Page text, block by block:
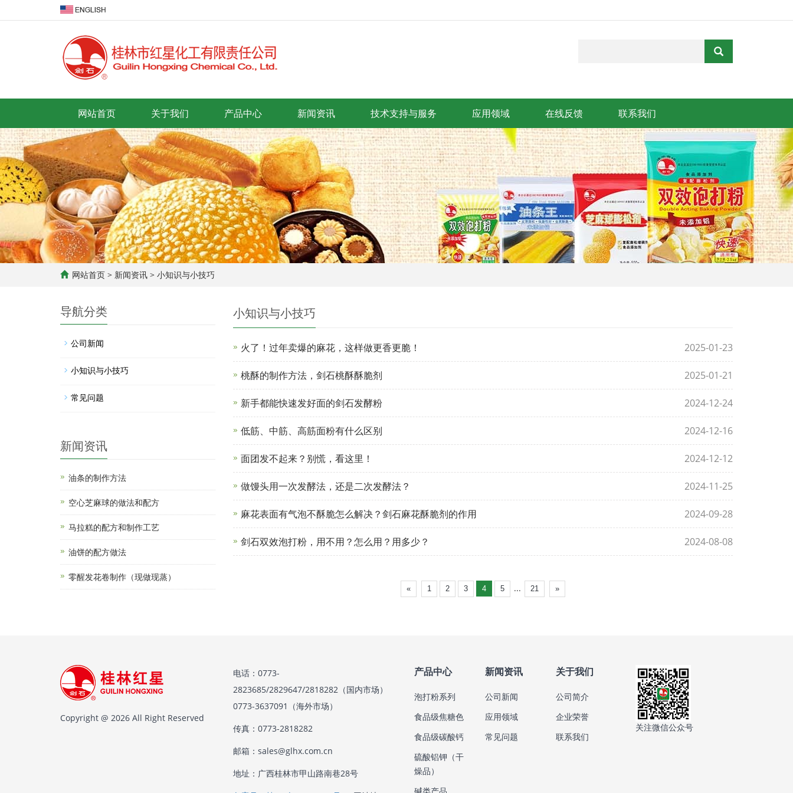
网站首页 关于我们 产品中心 新闻资讯 技术支持与服务 应用领域 在线反馈 联系我们
网站首页 > 新闻资讯 > 小知识与小技巧
小知识与小技巧
火了！过年卖爆的麻花，这样做更香更脆！ 2025-01-23
桃酥的制作方法，剑石桃酥酥脆剂 2025-01-21
新手都能快速发好面的剑石发酵粉 2024-12-24
低筋、中筋、高筋面粉有什么区别 2024-12-16
面团发不起来？别慌，看这里！ 2024-12-12
做馒头用一次发酵法，还是二次发酵法？ 2024-11-25
麻花表面有气泡不酥脆怎么解决？剑石麻花酥脆剂的作用 2024-09-28
剑石双效泡打粉，用不用？怎么用？用多少？ 2024-08-08
« 1 2 3 4 5 ... 21 »
导航分类
公司新闻
小知识与小技巧
常见问题
新闻资讯
油条的制作方法
空心芝麻球的做法和配方
马拉糕的配方和制作工艺
油饼的配方做法
零醒发花卷制作（现做现蒸）
Copyright @ 2026 All Right Reserved
电话：0773-
2823685/2829647/2818282（国内市场）
0773-3637091（海外市场）
传真：0773-2818282
邮箱：sales@glhx.com.cn
地址：广西桂林市甲山路南巷28号
产品中心
泡打粉系列
食品级焦糖色
食品级碳酸钙
硫酸铝钾（干
燥品）
新闻资讯
公司新闻
应用领域
常见问题
关于我们
公司简介
企业荣誉
联系我们
关注微信公众号